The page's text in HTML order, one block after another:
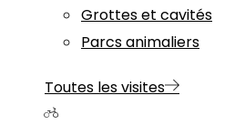
Grottes et cavités
Parcs animaliers
Toutes les visites